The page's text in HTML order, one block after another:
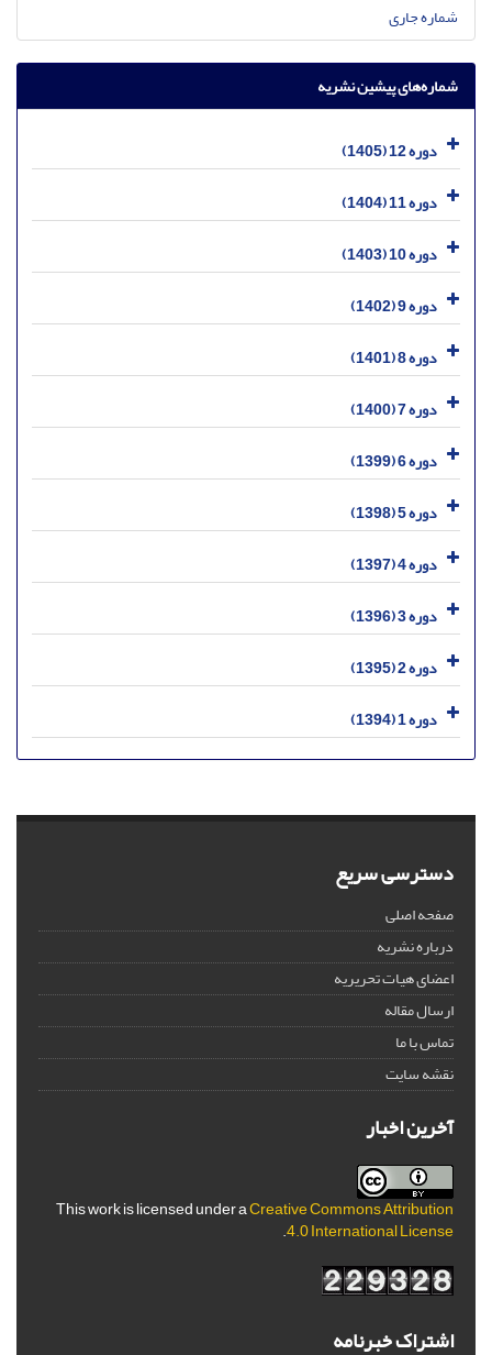
شماره جاری
شماره‌های پیشین نشریه
دوره 12 (1405)
دوره 11 (1404)
دوره 10 (1403)
دوره 9 (1402)
دوره 8 (1401)
دوره 7 (1400)
دوره 6 (1399)
دوره 5 (1398)
دوره 4 (1397)
دوره 3 (1396)
دوره 2 (1395)
دوره 1 (1394)
دسترسی سریع
صفحه اصلی
درباره نشریه
اعضای هیات تحریریه
ارسال مقاله
تماس با ما
نقشه سایت
آخرین اخبار
This work is licensed under aCreative Commons Attribution
4.0 International License
.
اشتراک خبرنامه